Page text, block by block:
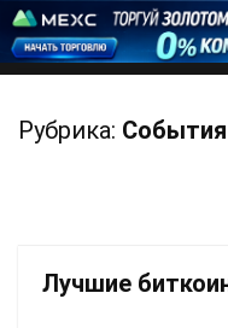
Рубрика: События
Лучшие